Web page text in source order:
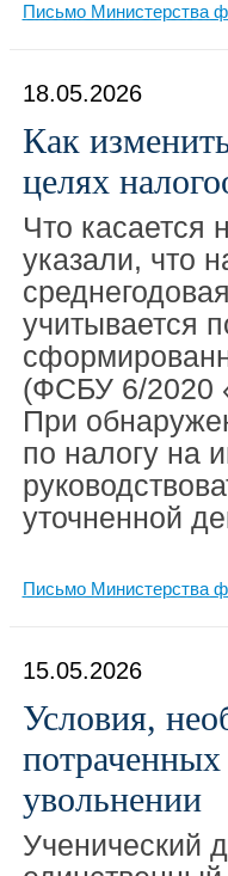
Письмо Министерства
18.05.2026
Как
целях
Что
указали, что
учитывается
(ФСБУ 6/2020
При
по налогу на
уточненной
Письмо Министерства
15.05.2026
Условия,
потраченных
увольнении
Ученический